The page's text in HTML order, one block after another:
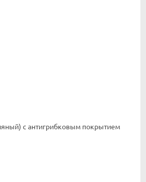
с антигрибковым покрытием